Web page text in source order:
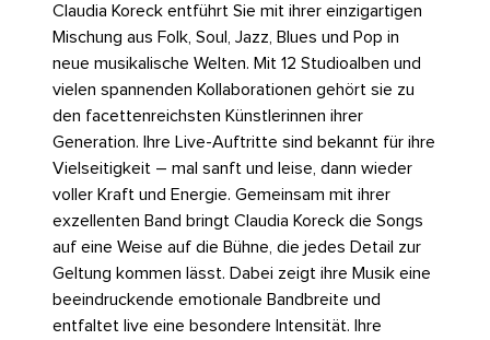
Claudia Koreck entführt Sie mit ihrer einzigartigen
Mischung aus Folk, Soul, Jazz, Blues und Pop in
neue musikalische Welten. Mit 12 Studioalben und
vielen spannenden Kollaborationen gehört sie zu
den facettenreichsten Künstlerinnen ihrer
Generation. Ihre Live-Auftritte sind bekannt für ihre
Vielseitigkeit – mal sanft und leise, dann wieder
voller Kraft und Energie. Gemeinsam mit ihrer
exzellenten Band bringt Claudia Koreck die Songs
auf eine Weise auf die Bühne, die jedes Detail zur
Geltung kommen lässt. Dabei zeigt ihre Musik eine
beeindruckende emotionale Bandbreite und
entfaltet live eine besondere Intensität. Ihre